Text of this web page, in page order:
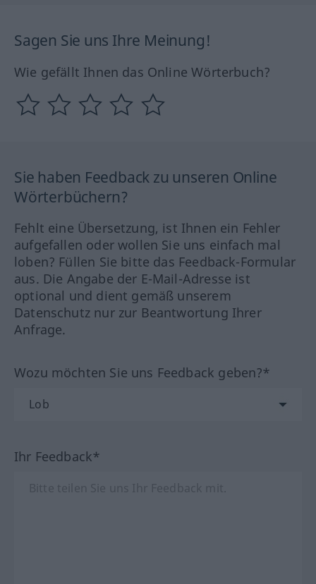
Sagen Sie uns Ihre Meinung!
Wie gefällt Ihnen das Online Wörterbuch?
Sie haben Feedback zu unseren Online
Wörterbüchern?
Fehlt eine Übersetzung, ist Ihnen ein Fehler
aufgefallen oder wollen Sie uns einfach mal
loben? Füllen Sie bitte das Feedback-Formular
aus. Die Angabe der E-Mail-Adresse ist
optional und dient gemäß unserem
Datenschutz nur zur Beantwortung Ihrer
Anfrage.
Wozu möchten Sie uns Feedback geben?*
Ihr Feedback*